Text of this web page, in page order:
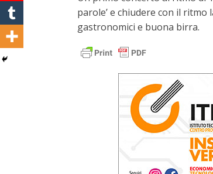
parole’ e chiudere con il
gastronomici e buona birra.